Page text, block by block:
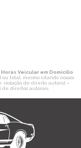
Veicular em Domicílio
total, mesmo citando nossos
violação de direito autoral –
de direitos autorais.